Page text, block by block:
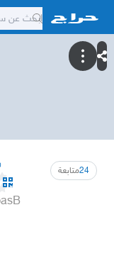
24متابعة